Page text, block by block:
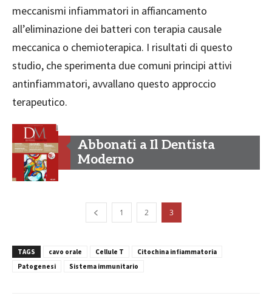
meccanismi infiammatori in affiancamento
all’eliminazione dei batteri con terapia causale
meccanica o chemioterapica. I risultati di questo
studio, che sperimenta due comuni principi attivi
antinfiammatori, avvallano questo approccio
terapeutico.
Abbonati a Il Dentista
Moderno
1 2 3
TAGS cavo orale Cellule T
Citochina infiammatoria
Patogenesi
Sistema immunitario